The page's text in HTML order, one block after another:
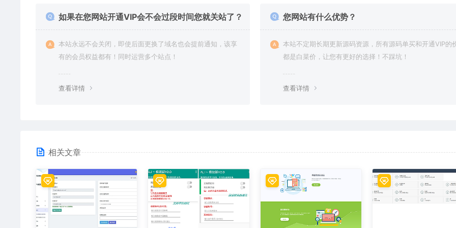
如果在您网站开通VIP会不会过段时间您就关站了？
本站永远不会关闭，即使后面更换了域名也会提前通知，该享
有的会员权益都有！同时运营多个站点！
查看详情
您网站有什么优势？
本站不定期长期更新源码资源，所有源码单买和开通VIP的
都是白菜价，让您有更好的选择！不踩坑！
查看详情
相关文章